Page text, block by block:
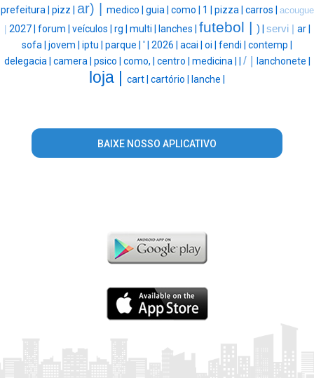
prefeitura | pizz | ar) | medico | guia | como | 1 | pizza | carros | acougue
2027 | forum | veículos | rg | multi | lanches | futebol | ) | servi | ar |
sofa | jovem | iptu | parque | ' | 2026 | acai | oi | fendi | contemp |
delegacia | camera | psico | como, | centro | medicina | / | lanchonete |
loja | cart | cartório | lanche |
BAIXE NOSSO APLICATIVO